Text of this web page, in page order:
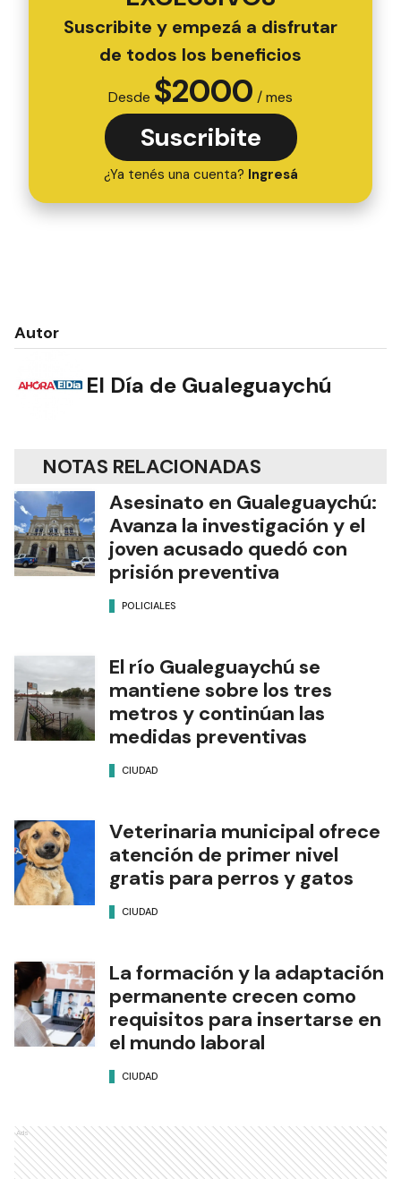
Suscribite y empezá a disfrutar
de todos los beneficios
Desde $2000 / mes
Suscribite
¿Ya tenés una cuenta? Ingresá
Autor
El Día de Gualeguaychú
NOTAS RELACIONADAS
Asesinato en Gualeguaychú:
Avanza la investigación y el
joven acusado quedó con
prisión preventiva
POLICIALES
El río Gualeguaychú se
mantiene sobre los tres
metros y continúan las
medidas preventivas
CIUDAD
Veterinaria municipal ofrece
atención de primer nivel
gratis para perros y gatos
CIUDAD
La formación y la adaptación
permanente crecen como
requisitos para insertarse en
el mundo laboral
CIUDAD
Ads